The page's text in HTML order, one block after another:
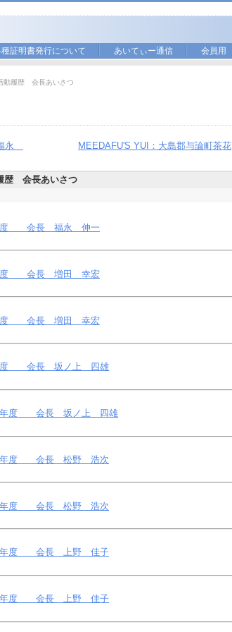
証明書発行について あいてぃー通信 会員用
動履歴 会長あいさつ
永
MEEDAFU'S YUI：大島郡与論町茶花
歴 会長あいさつ
度 会長 福永 伸一
度 会長 増田 幸宏
度 会長 増田 幸宏
度 会長 坂ノ上 四雄
年度 会長 坂ノ上 四雄
年度 会長 松野 浩次
年度 会長 松野 浩次
年度 会長 上野 佳子
年度 会長 上野 佳子